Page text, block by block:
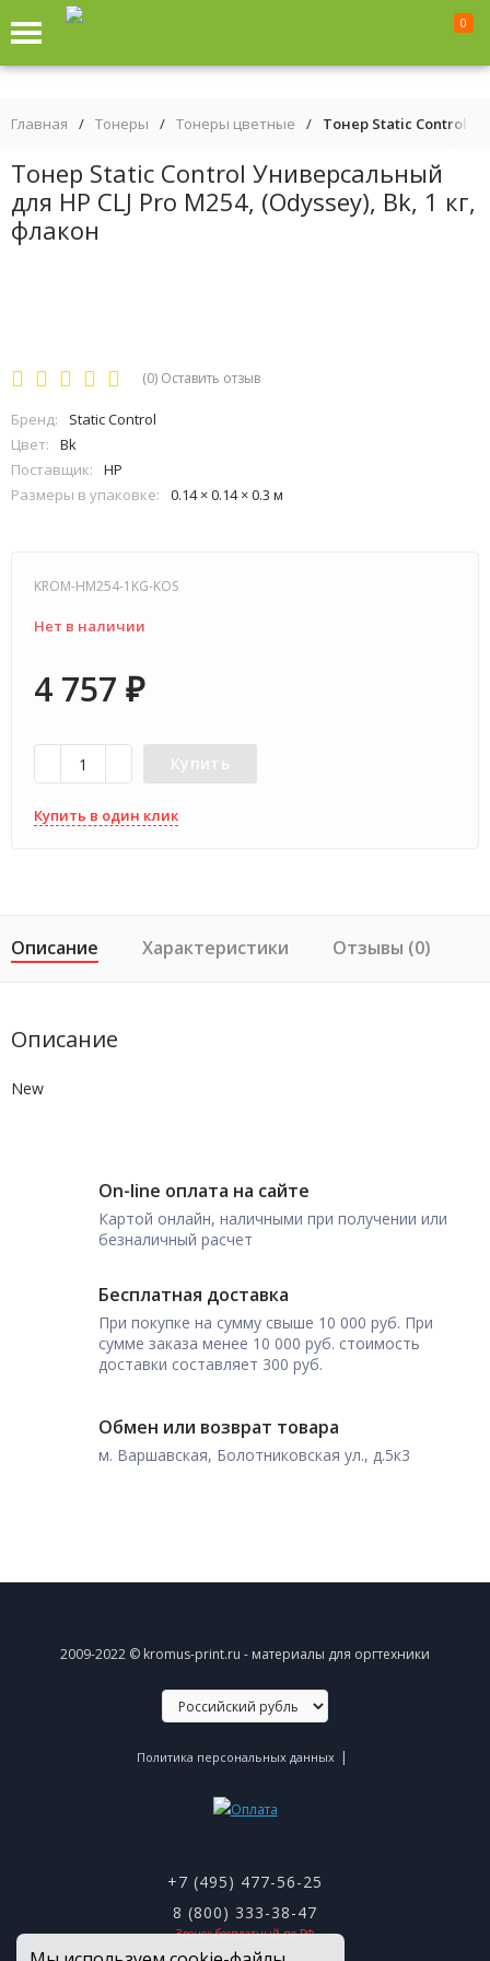
0
Главная / Тонеры / Тонеры цветные / Тонер Static Control
Тонер Static Control Универсальный
для HP CLJ Pro M254, (Odyssey), Bk, 1 кг,
флакон
(0) Оставить отзыв
Бренд:
Static Control
Цвет:
Bk
Поставщик:
HP
Размеры в упаковке:
0.14 × 0.14 × 0.3 м
KROM-HM254-1KG-KOS
Нет в наличии
4 757 ₽
Купить
Купить в один клик
Описание Характеристики Отзывы (0)
Описание
New
On-line оплата на сайте
Картой онлайн, наличными при получении или
безналичный расчет
Бесплатная доставка
При покупке на сумму свыше 10 000 руб. При
сумме заказа менее 10 000 руб. стоимость
доставки составляет 300 руб.
Обмен или возврат товара
м. Варшавская, Болотниковская ул., д.5к3
2009-2022 © kromus-print.ru - материалы для оргтехники
Политика персональных данных |
+7 (495) 477-56-25
8 (800) 333-38-47
Звонок бесплатный по РФ